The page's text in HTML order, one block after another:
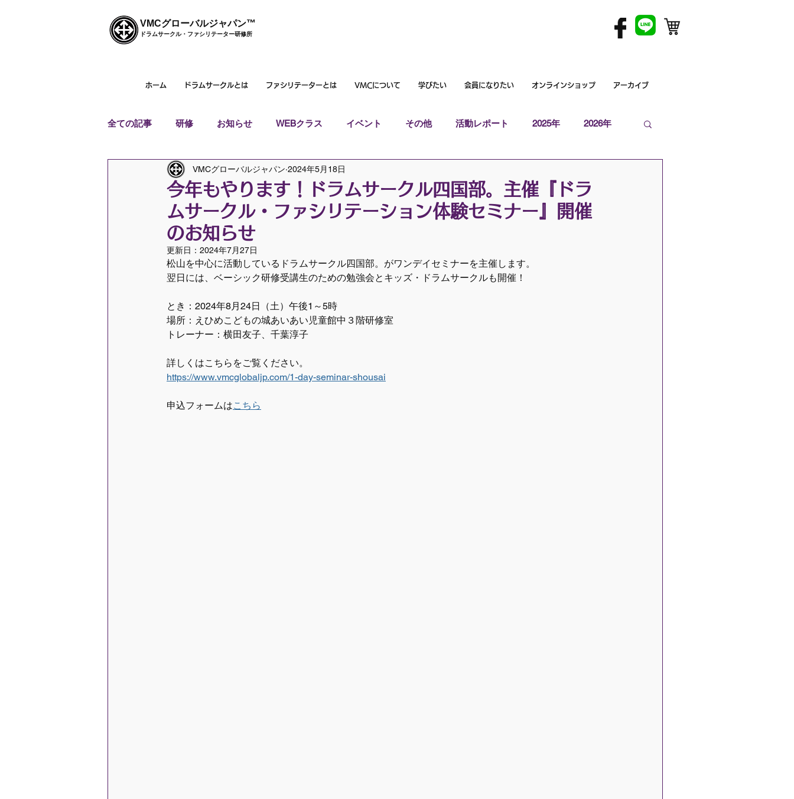
VMCグローバルジャパン™
ドラムサークル・ファシリテーター研修所
ホーム ドラムサークルとは ファシリテーターとは VMCについて 学びたい 会員になりたい オンラインショップ アーカイブ
全ての記事 研修 お知らせ WEBクラス イベント その他 活動レポート 2025年 2026年
今年もやります！ドラムサークル四国部。主催『ドラ
ムサークル・ファシリテーション体験セミナー』開催
のお知らせ
VMCグローバルジャパン 2024年5月18日
更新日： 2024年7月27日
松山を中心に活動しているドラムサークル四国部。がワンデイセミナーを主催します。
翌日には、ベーシック研修受講生のための勉強会とキッズ・ドラムサークルも開催！
とき：2024年8月24日（土）午後1～5時
場所：えひめこどもの城あいあい児童館中３階研修室
トレーナー：横田友子、千葉淳子
詳しくはこちらをご覧ください。
https://www.vmcglobaljp.com/1-day-seminar-shousai
申込フォームはこちら